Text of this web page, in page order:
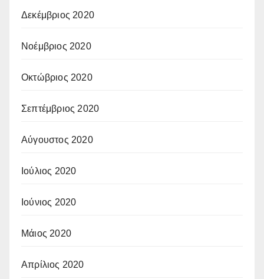
Δεκέμβριος 2020
Νοέμβριος 2020
Οκτώβριος 2020
Σεπτέμβριος 2020
Αύγουστος 2020
Ιούλιος 2020
Ιούνιος 2020
Μάιος 2020
Απρίλιος 2020